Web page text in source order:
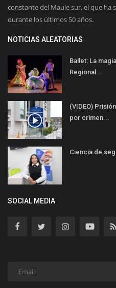
constante del Maule sur, el que ha
durante los últimos 50 años.
NOTICIAS ALEATORIAS
Ballet: La
Regional...
(VIDEO)
por crimen...
Ciencia de
SOCIAL MEDIA